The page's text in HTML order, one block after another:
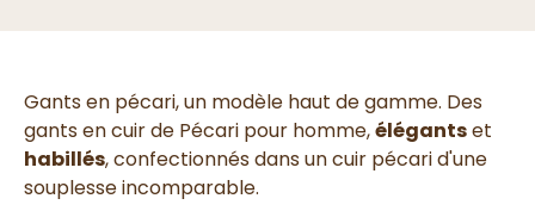
Gants en pécari, un modèle haut de gamme. Des
gants en cuir de Pécari pour homme,élégantset
habillés, confectionnés dans un cuir pécari d'une
souplesse incomparable.